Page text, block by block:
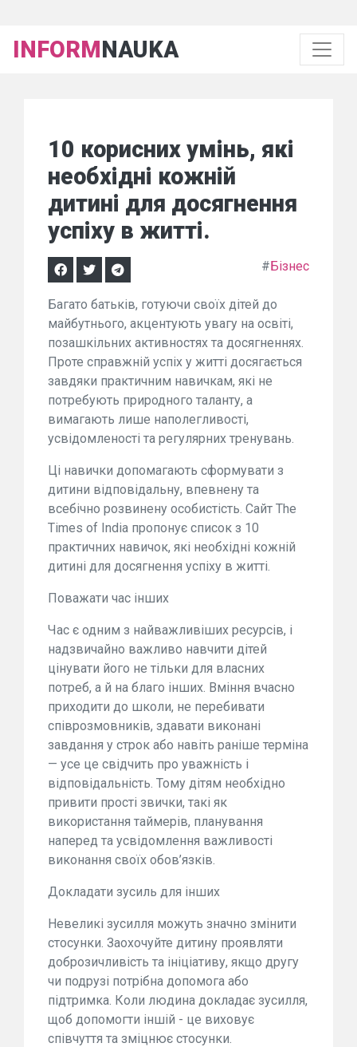
INFORMNAUKA
10 корисних умінь, які
необхідні кожній
дитині для досягнення
успіху в житті.
#Бізнес
Багато батьків, готуючи своїх дітей до
майбутнього, акцентують увагу на освіті,
позашкільних активностях та досягненнях.
Проте справжній успіх у житті досягається
завдяки практичним навичкам, які не
потребують природного таланту, а
вимагають лише наполегливості,
усвідомленості та регулярних тренувань.
Ці навички допомагають сформувати з
дитини відповідальну, впевнену та
всебічно розвинену особистість. Сайт The
Times of India пропонує список з 10
практичних навичок, які необхідні кожній
дитині для досягнення успіху в житті.
Поважати час інших
Час є одним з найважливіших ресурсів, і
надзвичайно важливо навчити дітей
цінувати його не тільки для власних
потреб, а й на благо інших. Вміння вчасно
приходити до школи, не перебивати
співрозмовників, здавати виконані
завдання у строк або навіть раніше терміна
— усе це свідчить про уважність і
відповідальність. Тому дітям необхідно
привити прості звички, такі як
використання таймерів, планування
наперед та усвідомлення важливості
виконання своїх обов’язків.
Докладати зусиль для інших
Невеликі зусилля можуть значно змінити
стосунки. Заохочуйте дитину проявляти
доброзичливість та ініціативу, якщо другу
чи подрузі потрібна допомога або
підтримка. Коли людина докладає зусилля,
щоб допомогти іншій - це виховує
співчуття та зміцнює стосунки.